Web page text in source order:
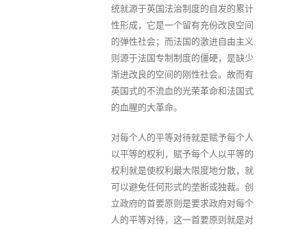
统就源于英国法治制度的自发的累计
性形成，它是一个留有充份改良空间
的弹性社会；而法国的激进自由主义
则源于法国专制制度的僵硬，是缺少
渐进改良的空间的刚性社会。故而有
英国式的不流血的光荣革命和法国式
的血腥的大革命。
对每个人的平等对待就是赋予每个人
以平等的权利，赋予每个人以平等的
权利就是使权利最大限度地分散，就
可以避免任何形式的垄断或独裁。创
立政府的首要原则是要求政府对每个
人的平等对待，这一首要原则就是对